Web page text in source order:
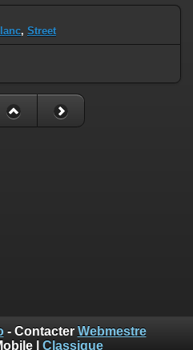
, Street
- Contacter Webmestre
Classique